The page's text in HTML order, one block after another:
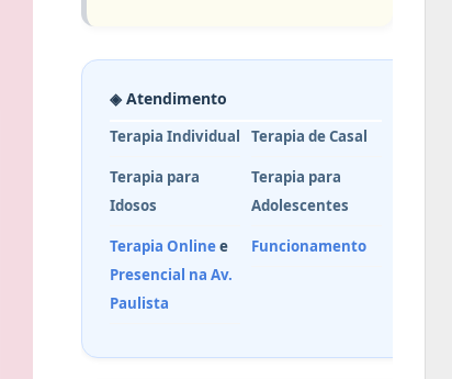
◈ Atendimento
Terapia Individual Terapia de Casal
Terapia para
Idosos
Terapia para
Adolescentes
Terapia Onlinee
Presencial na Av.
Paulista
Funcionamento